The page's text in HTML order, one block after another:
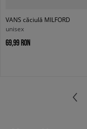
VANS căciulă MILFORD
unisex
69,99 RON